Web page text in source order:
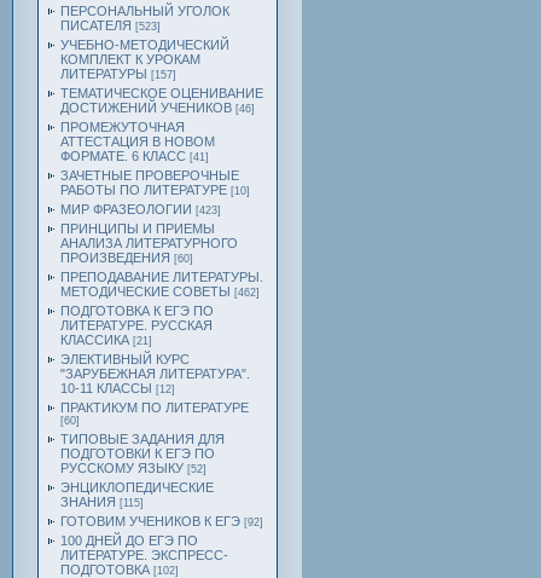
ПЕРСОНАЛЬНЫЙ УГОЛОК
ПИСАТЕЛЯ [523]
УЧЕБНО-МЕТОДИЧЕСКИЙ
КОМПЛЕКТ К УРОКАМ
ЛИТЕРАТУРЫ [157]
ТЕМАТИЧЕСКОЕ ОЦЕНИВАНИЕ
ДОСТИЖЕНИЙ УЧЕНИКОВ [46]
ПРОМЕЖУТОЧНАЯ
АТТЕСТАЦИЯ В НОВОМ
ФОРМАТЕ. 6 КЛАСС [41]
ЗАЧЕТНЫЕ ПРОВЕРОЧНЫЕ
РАБОТЫ ПО ЛИТЕРАТУРЕ [10]
МИР ФРАЗЕОЛОГИИ [423]
ПРИНЦИПЫ И ПРИЕМЫ
АНАЛИЗА ЛИТЕРАТУРНОГО
ПРОИЗВЕДЕНИЯ [60]
ПРЕПОДАВАНИЕ ЛИТЕРАТУРЫ.
МЕТОДИЧЕСКИЕ СОВЕТЫ [462]
ПОДГОТОВКА К ЕГЭ ПО
ЛИТЕРАТУРЕ. РУССКАЯ
КЛАССИКА [21]
ЭЛЕКТИВНЫЙ КУРС
"ЗАРУБЕЖНАЯ ЛИТЕРАТУРА".
10-11 КЛАССЫ [12]
ПРАКТИКУМ ПО ЛИТЕРАТУРЕ
[60]
ТИПОВЫЕ ЗАДАНИЯ ДЛЯ
ПОДГОТОВКИ К ЕГЭ ПО
РУССКОМУ ЯЗЫКУ [52]
ЭНЦИКЛОПЕДИЧЕСКИЕ
ЗНАНИЯ [115]
ГОТОВИМ УЧЕНИКОВ К ЕГЭ [92]
100 ДНЕЙ ДО ЕГЭ ПО
ЛИТЕРАТУРЕ. ЭКСПРЕСС-
ПОДГОТОВКА [102]